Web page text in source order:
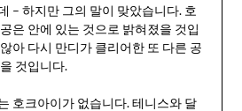
– 하지만 그의 말이 맞았습니다. 호
은 안에 있는 것으로 밝혀졌을 것입
아 다시 만디가 클리어한 또 다른 공
것입니다.
호크아이가 없습니다. 테니스와 달